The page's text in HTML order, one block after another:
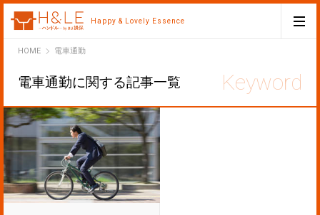
Happy & Lovely Essence
HOMEH&LE電車通勤
電車通勤に関する記事一覧